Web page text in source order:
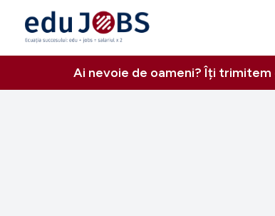
Ai nevoie de oameni? Îți